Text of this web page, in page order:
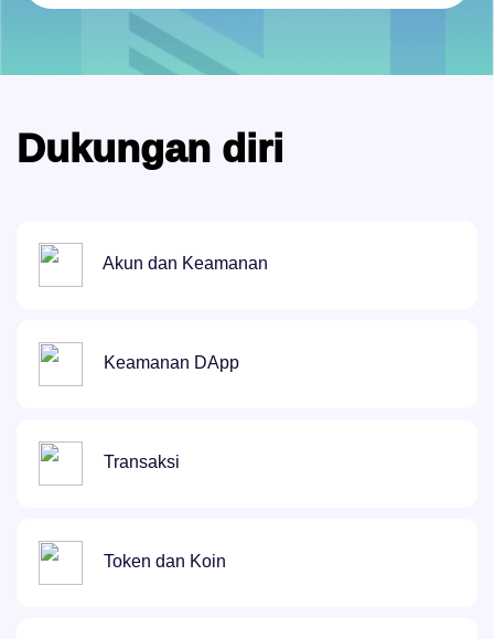
Dukungan diri
Akun dan Keamanan
Keamanan DApp
Transaksi
Token dan Koin